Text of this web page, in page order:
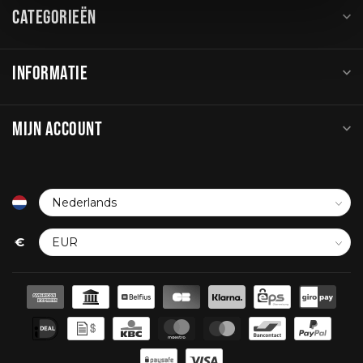
CATEGORIEËN
INFORMATIE
MIJN ACCOUNT
€